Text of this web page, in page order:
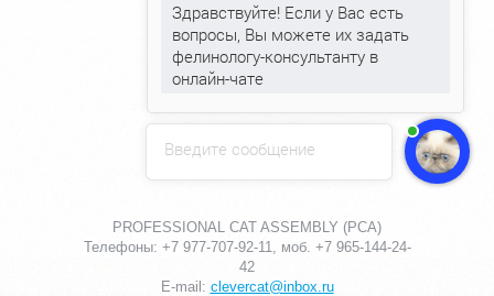
Гостей:1
Пользователей:0
PROFESSIONAL CAT ASSEMBLY (PCA)
Телефоны: +7 977-707-92-11, моб. +7 965-144-24-
42
E-mail: clevercat@inbox.ru
Введите сообщение
Здравствуйте! Если у Вас есть
вопросы, Вы можете их задать
фелинологу-консультанту в
онлайн-чате